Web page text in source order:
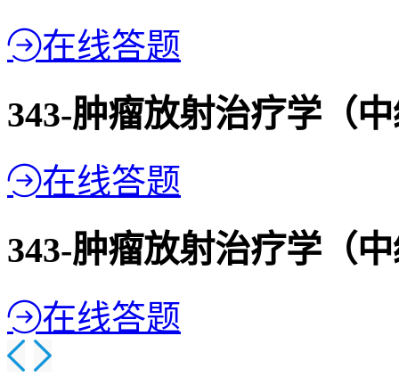
在线答题
343-肿瘤放射治疗学（
在线答题
343-肿瘤放射治疗学（
在线答题